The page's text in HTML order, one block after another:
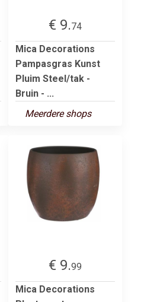
€ 9.74
Mica Decorations
Pampasgras Kunst
Pluim Steel/tak -
Bruin - ...
Meerdere shops
€ 9.99
Mica Decorations